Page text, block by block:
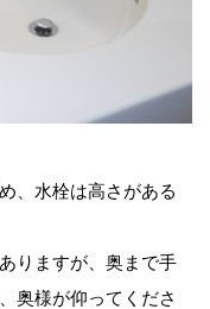
、水栓は高さがある
りますが、奥まで手
奥様が仰ってくださ